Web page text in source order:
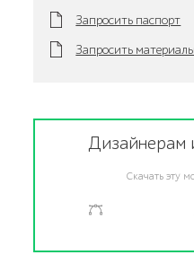
Запросить паспорт
Запросить
Дизайнерам
Скачать эту